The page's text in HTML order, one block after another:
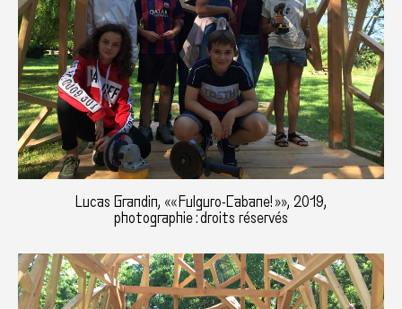
Lucas Grandin, «« Fulguro-Cabane! »», 2019,
photographie : droits réservés